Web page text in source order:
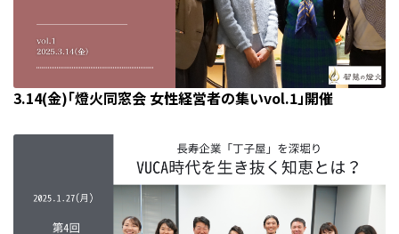
3.14(金)「燈火同窓会 女性経営者の集いvol.1」開催